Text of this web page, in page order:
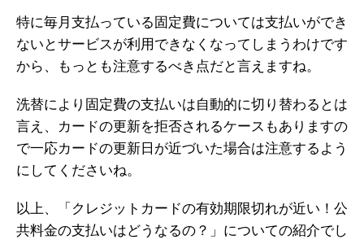
特に毎月支払っている固定費については支払いができ
ないとサービスが利用できなくなってしまうわけです
から、もっとも注意するべき点だと言えますね。
洗替により固定費の支払いは自動的に切り替わるとは
言え、カードの更新を拒否されるケースもありますの
で一応カードの更新日が近づいた場合は注意するよう
にしてくださいね。
以上、「クレジットカードの有効期限切れが近い！公
共料金の支払いはどうなるの？」についての紹介でし